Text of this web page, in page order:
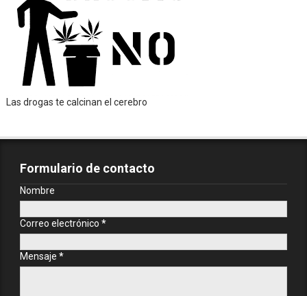
Las drogas te calcinan el cerebro
Formulario de contacto
Nombre
Correo electrónico *
Mensaje *